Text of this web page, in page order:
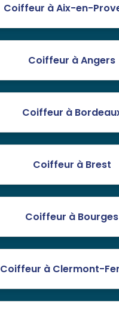
Coiffeur à Aix-en-
Coiffeur à Angers
Coiffeur à
Coiffeur à Brest
Coiffeur à Bourges
Coiffeur à Clermont-